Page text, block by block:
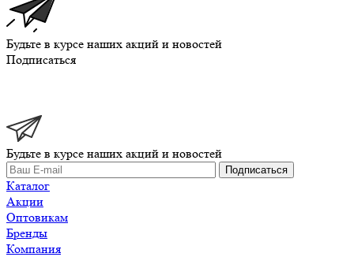
Будьте в курсе наших акций и новостей
Подписаться
Будьте в курсе наших акций и новостей
Подписаться
Каталог
Акции
Оптовикам
Бренды
Компания